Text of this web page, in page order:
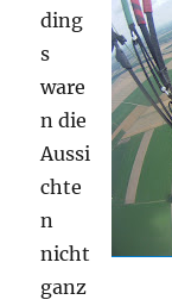
ding
s
ware
n die
Aussi
chte
n
nicht
ganz